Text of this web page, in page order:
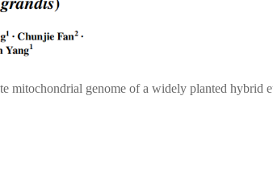
mitochondrial genome of a widely planted hybrid